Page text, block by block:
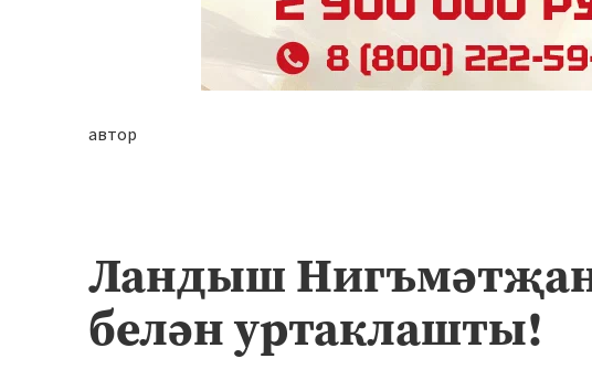
автор
Ландыш
белән уртаклашты!